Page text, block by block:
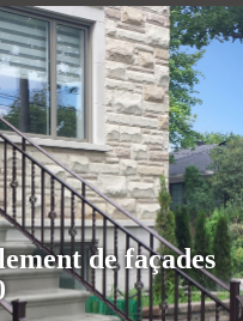
de façades